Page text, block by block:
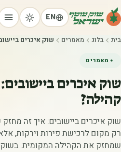
EN
בית בלוג מאמרים שוק איכרים
מאמרים
שוק איכרים
קהילה?
שוק איכרים ביישובים: איך זה
רק מקום לרכישת פירות וירקות,
שמחזק את הקהילה המקומית.